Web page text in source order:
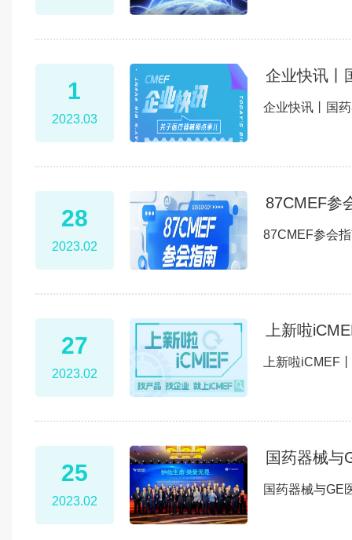
1
2023.03
企业快讯丨
企业快讯丨国
28
2023.02
87CMEF参
87CMEF参会
27
2023.02
上新啦
上新啦iCMEF
25
2023.02
国药器械与
国药器械与GE